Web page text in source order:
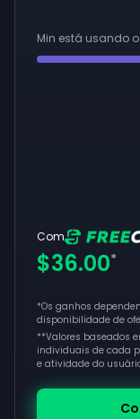
Min está usando
Com
$36.00*
*Os ganhos
disponibilidade de
**Valores baseados
individuais de cada
e atividade do